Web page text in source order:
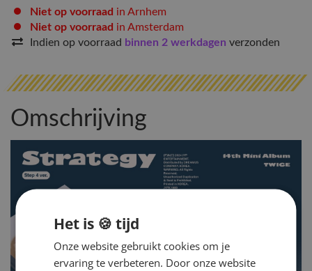
Niet op voorraad in Arnhem
Niet op voorraad in Amsterdam
Indien op voorraad binnen 2 werkdagen verzonden
Omschrijving
Het is 🍪 tijd
Onze website gebruikt cookies om je
ervaring te verbeteren. Door onze website